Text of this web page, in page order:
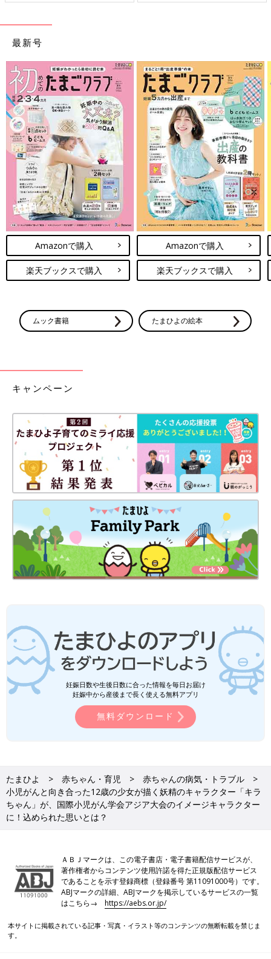
SIOP Asia 2024のイメージキャラクターのキラちゃんは、大会の案内板などにも掲
載されました。（写真提供／国立成育医療研究センター）
――大会のイメージキャラクターは、『ビーズのおともだち』に
登場する、星の妖精のキラちゃんです。どのような経緯でイメー
ジキャラクターに決まったのですか。
松本 昨年2月に、SIOP Asia 2024を当センター小児がんセンタ
ーが主催することが決まったとき、「みんなで小児がんの患者さ
んを支えていこう」というメッセージにふさわしいイメージキャ
ラクターがほしいということになりました。話し合う中で、「わ
かちゃんに協力してもらおう！」という提案が出て、全員が賛成
しました。
のおともだち』を届けたいというのが、わかちゃんとご家族の願
いだと聞いていました。小児がんの患者さんを支える仕事をして
をアピール
んを紹介するバナーが英語でアップされていました。
加藤先生（以下敬称略） わかちゃんとキラちゃんのストーリー
に感銘を受け、SIOP Asia 2024に参加するアジア各国の先生方に
ぜひ知ってもらいたくて、ホームページに掲載するための説明資
料を作りました。そして今年の２月に優子さんに連絡を取り、資
料のチェックとブラッシュアップをお願いしたところ、快諾して
くださいました。
また会期間中、『ビーズのおともだち』の版元のニジノ絵本屋さ
んが、キラちゃんの入った大会グッズを販売しました。「かわい
い～!!」と評判でした。
たちをサポート
最新号
Amazonで購入
楽天ブックスで購入
Amazonで購入
楽天ブックスで購入
ムック書籍 たまひよの絵本
キャンペーン
妊娠日数や生後日数に合った情報を毎日お届け
妊娠中から産後まで長く使える無料アプリ
無料ダウンロード
たまひよ 赤ちゃん・育児
赤ちゃんの病気・トラブル
小児がんと向き合った12歳の少女が描く妖精のキャラクター「キラ
ちゃん」が、国際小児がん学会アジア大会のイメージキャラクター
に！込められた思いとは？
ＡＢＪマークは、この電子書店・電子書籍配信サービスが、
著作権者からコンテンツ使用許諾を得た正規版配信サービス
であることを示す登録商標（登録番号 第11091000号）です。
ABJマークの詳細、ABJマークを掲示しているサービスの一覧
はこちら→https://aebs.or.jp/
本サイトに掲載されている記事・写真・イラスト等のコンテンツの無断転載を禁じま
す。